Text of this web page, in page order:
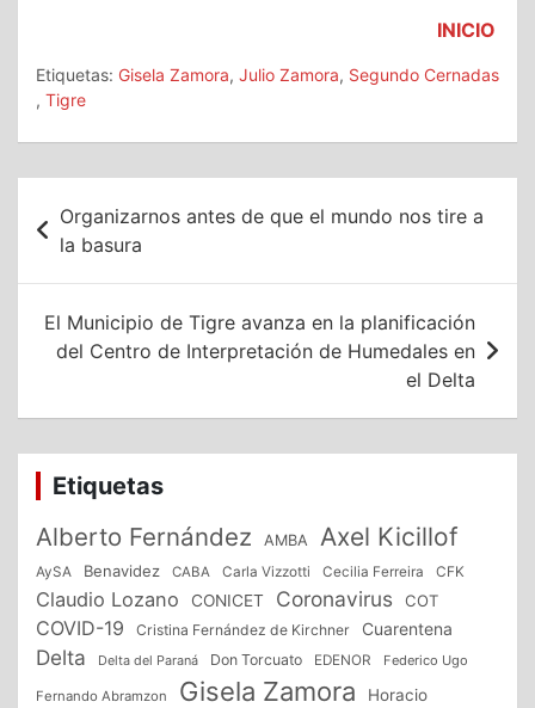
INICIO
Etiquetas: Gisela Zamora, Julio Zamora, Segundo Cernadas
, Tigre
Navegación
de
entradas
Organizarnos antes de que el mundo nos tire a
la basura
El Municipio de Tigre avanza en la planificación
del Centro de Interpretación de Humedales en
el Delta
Etiquetas
Alberto Fernández AMBA Axel Kicillof
AySA Benavidez CABA Carla Vizzotti Cecilia Ferreira CFK
Claudio Lozano CONICET Coronavirus COT
COVID-19 Cristina Fernández de Kirchner Cuarentena
Delta Delta del Paraná Don Torcuato EDENOR Federico Ugo
Fernando Abramzon Gisela Zamora
Horacio